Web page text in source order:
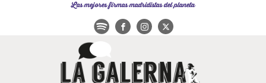
Las mejores firmas madridistas del planeta